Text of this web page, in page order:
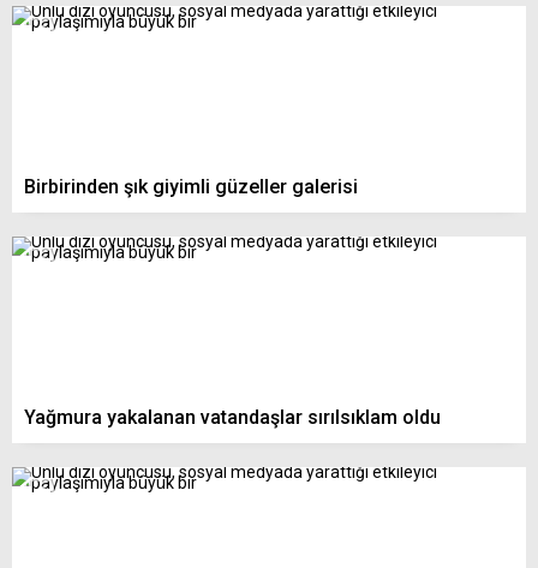
Birbirinden şık giyimli güzeller galerisi
Yağmura yakalanan vatandaşlar sırılsıklam oldu